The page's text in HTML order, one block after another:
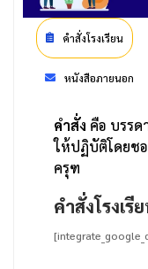
คำสั่งโรงเรียน
หนังสือภายนอก
คำสั่ง คือ บรร
ให้ปฏิบัติโดยช
ครุฑ
คำสั่งโรงเรี